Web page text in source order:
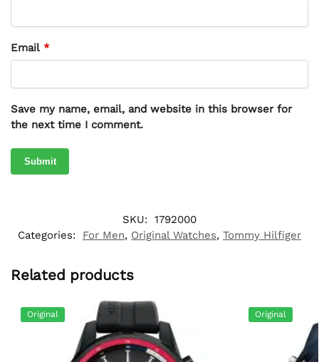
Email *
Save my name, email, and website in this browser for
the next time I comment.
SKU: 1792000
Categories:
For Men, Original Watches, Tommy Hilfiger
Related products
Original Original